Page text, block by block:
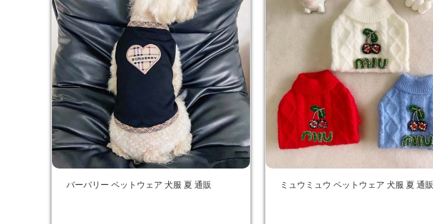
バーバリー ペットウェア 犬服 夏 通販 ミュウミュウ ペットウェア 犬服 夏 通販